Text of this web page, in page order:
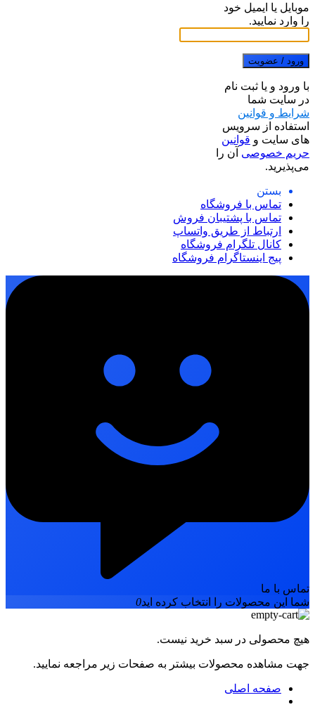
موبایل یا ایمیل خود
را وارد نمایید.
ورود / عضویت
با ورود و یا ثبت نام
در سایت شما
شرایط و قوانین
استفاده از سرویس
های سایت و قوانین
حریم خصوصی آن را
می‌پذیرید.
بستن
تماس با فروشگاه
تماس با پشتیبان فروش
ارتباط از طریق واتساپ
کانال تلگرام فروشگاه
پیج اینستاگرام فروشگاه
تماس با ما
شما این محصولات را انتخاب کرده اید0
هیچ محصولی در سبد خرید نیست.
جهت مشاهده محصولات بیشتر به صفحات زیر مراجعه نمایید.
صفحه اصلی